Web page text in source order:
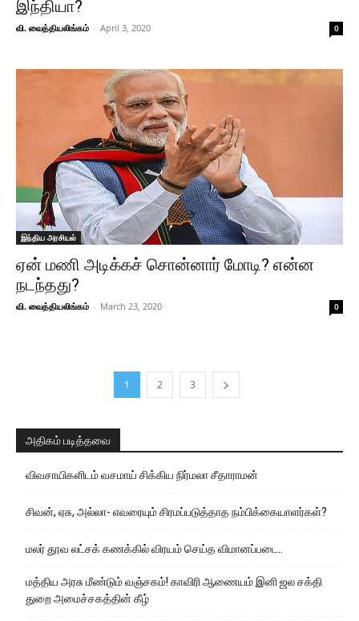
இந்தியா?
வி. வைத்தியலிங்கம் - April 3, 2020 0
இந்திய அரசியல்
ஏன் மணி அடிக்கச் சொன்னார் மோடி? என்ன
நடந்தது?
வி. வைத்தியலிங்கம் - March 23, 2020 0
1 2 3
அதிகம் படித்தவை
விவசாயிகளிடம் வசமாய் சிக்கிய நிர்மலா சீதாராமன்
சிவன், ஏசு, அல்லா- எவரையும் சிரமப்படுத்தாத நம்பிக்கையாளர்கள்?
மலர் தூவ லட்சக் கணக்கில் விரயம் செய்த விமானப்படை..
மத்திய அரசு மீண்டும் வஞ்சகம்! காவிரி ஆணையம் இனி ஜல சக்தி
துறை அமைச்சகத்தின் கீழ்